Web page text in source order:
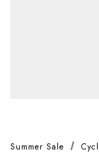
Summer Sale